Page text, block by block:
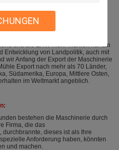
und die ERW-Rohr-Mühlen nur am
Entwicklung von Landpolitik, auch mit
wir Anfang der Export der Maschinerie
Export nach mehr als 70 Länder,
Südamerika, Europa, Mittlere Osten,
im Weltmarkt angeblich.
bestehen die Maschinerie durch
Firma, die das
dieses ist als Ihre
Anforderung haben, könnten
und machen.